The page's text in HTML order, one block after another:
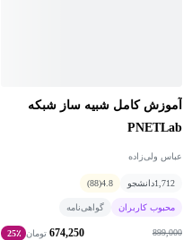
آموزش کامل شبیه ساز شبکه
PNETLab
عباس ولی‌زاده
1,712دانشجو 4.8
(88)
محبوب کاربران گواهی‌نامه
899,000
674,250 تومان 25٪